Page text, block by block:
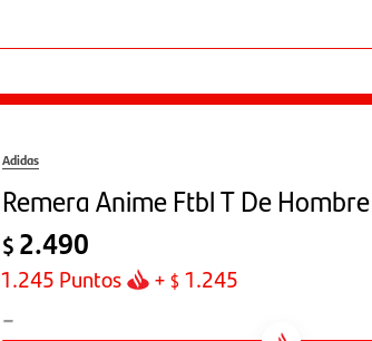
Adidas
Remera Anime Ftbl T De
$ 2.490
1.245 Puntos + $ 1.245
-